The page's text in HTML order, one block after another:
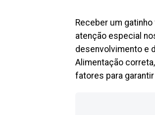
Receber um
atenção especial
desenvolvimento e
Alimentação
fatores para